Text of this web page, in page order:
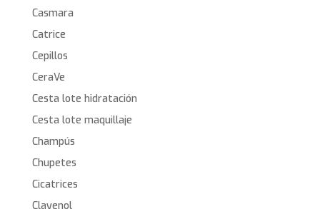
Casmara
Catrice
Cepillos
CeraVe
Cesta lote hidratación
Cesta lote maquillaje
Champús
Chupetes
Cicatrices
Clayenol